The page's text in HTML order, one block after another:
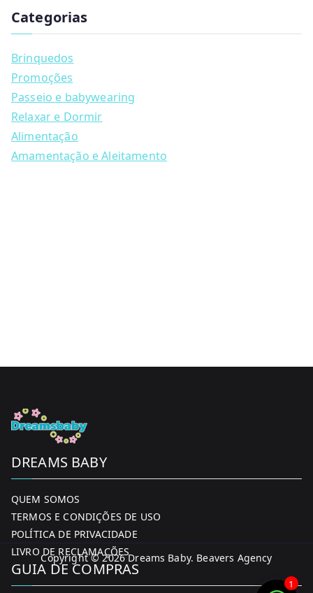
s
s
a
r
c
h
Categorias
Brinquedos
Promoções
Passeio e babywearing
Relaxar e Dormir
Alimentação
Amamentação e Aleitamento
DREAMS BABY
QUEM SOMOS
TERMOS E CONDIÇÕES DE USO
POLÍTICA DE PRIVACIDADE
LIVRO DE RECLAMAÇÕES
GUIA DE COMPRAS
Copyright © 2026Dreams Baby. Beavers Agency
1